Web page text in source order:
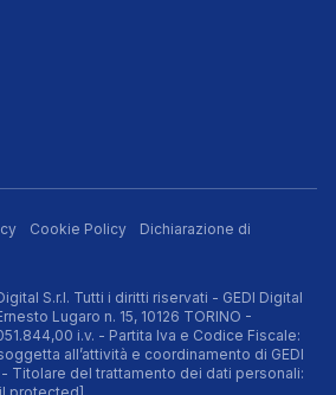
Cookie Policy
Dichiarazione di
S.r.l. Tutti i diritti riservati - GEDI Digital
Lugaro n. 15, 10126 TORINO -
i.v. - Partita Iva e Codice Fiscale:
all’attività e coordinamento di GEDI
- Titolare del trattamento dei dati personali: